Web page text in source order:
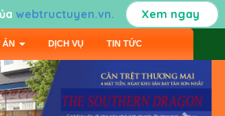
ÁN DỊCH VỤ TIN TỨC
webtructuyen.vn. Xem ngay